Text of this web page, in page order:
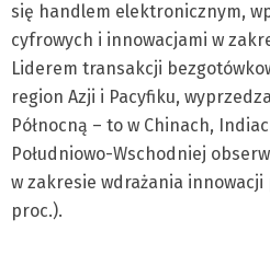
się handlem elektronicznym,
cyfrowych i innowacjami w
Liderem transakcji
region Azji i Pacyfiku,
Północną – to w Chinach,
Południowo-Wschodniej
w zakresie wdrażania innowacji
proc.).